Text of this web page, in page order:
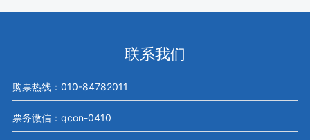
联系我们
购票热线：010-84782011
票务微信：qcon-0410